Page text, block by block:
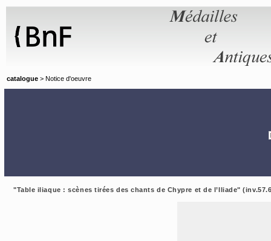
catalogue > Notice d'oeuvre
"Table iliaque : scènes tirées des chants de Chypre et de l’Iliade"